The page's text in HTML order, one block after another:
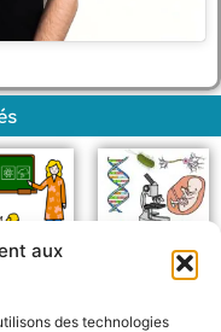
aux
des technologies
Biologie